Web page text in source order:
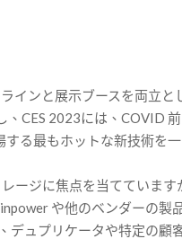
インと展示ブースを両立と
CES 2023には、COVID
る最もホットな新技術を
ージに焦点を当てています
や他のベンダーの製
ュプリケータや特定の顧